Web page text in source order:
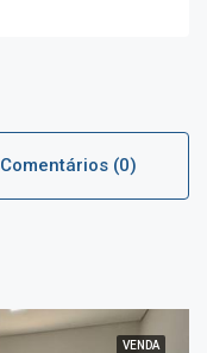
Comentários (0)
VENDA